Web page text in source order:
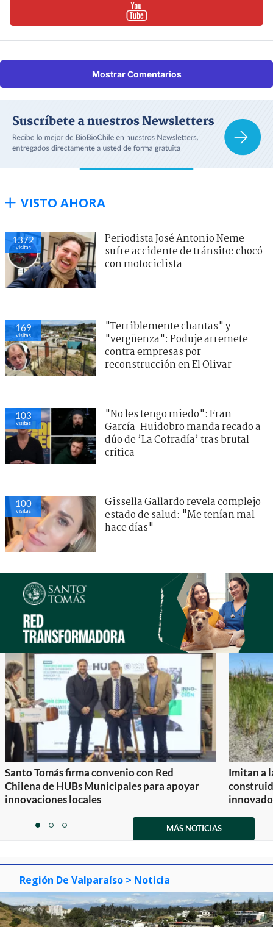
Mostrar Comentarios
VISTO AHORA
1372
visitas
Periodista José Antonio Neme
sufre accidente de tránsito: chocó
con motociclista
169
visitas
"Terriblemente chantas" y
"vergüenza": Poduje arremete
contra empresas por
reconstrucción en El Olivar
103
visitas
"No les tengo miedo": Fran
García-Huidobro manda recado a
dúo de ’La Cofradía’ tras brutal
crítica
100
visitas
Gissella Gallardo revela complejo
estado de salud: "Me tenían mal
hace días"
Santo Tomás firma convenio con Red
Chilena de HUBs Municipales para apoyar
innovaciones locales
Imitan a
itemitemitem
MÁS NOTICIAS
Región De Valparaíso > Noticia